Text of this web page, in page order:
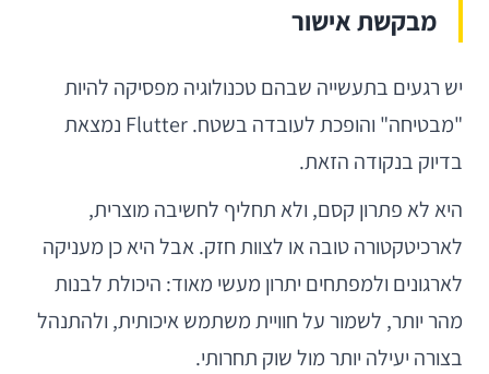
מבקשת אישור
יש רגעים בתעשייה שבהם טכנולוגיה מפסיקה להיות
"מבטיחה" והופכת לעובדה בשטח. Flutter נמצאת
בדיוק בנקודה הזאת.
היא לא פתרון קסם, ולא תחליף לחשיבה מוצרית,
לארכיטקטורה טובה או לצוות חזק. אבל היא כן מעניקה
לארגונים ולמפתחים יתרון מעשי מאוד: היכולת לבנות
מהר יותר, לשמור על חוויית משתמש איכותית, ולהתנהל
בצורה יעילה יותר מול שוק תחרותי.